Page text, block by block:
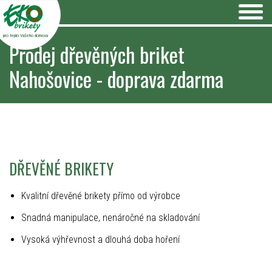
pro teplo Vašeho domova
Prodej dřevěných briket
Nahošovice - doprava zdarma
DŘEVĚNÉ BRIKETY
Kvalitní dřevěné brikety přímo od výrobce
Snadná manipulace, nenáročné na skladování
Vysoká výhřevnost a dlouhá doba hoření